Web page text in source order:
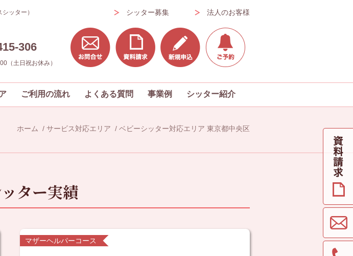
ッター） シッター募集 法人のお客様
306
（土日祝お休み）
ご利用の流れ よくある質問 事業例 シッター紹介
ホーム / サービス対応エリア / ベビーシッター対応エリア 東京都中央区
ター実績
マザーヘルパーコース